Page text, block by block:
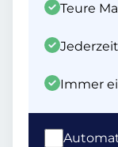
Teure
Immer